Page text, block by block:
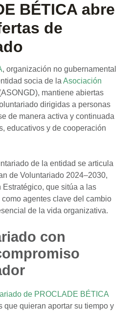
BÉTICA abre
de
, organización no gubernamental
socia de la Asociación
mantiene abiertas
dirigidas a personas
de manera activa y continuada
educativos y de cooperación
de la entidad se articula
de Voluntariado 2024–2030,
que sitúa a las
agentes clave del cambio
de la vida organizativa.
con
de PROCLADE BÉTICA
que quieran aportar su tiempo y